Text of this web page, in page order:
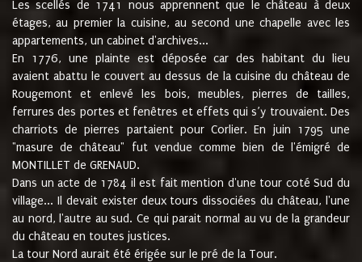
Les scellés de 1741 nous apprennent que le château à deux
étages, au premier la cuisine, au second une chapelle avec les
appartements, un cabinet d'archives...
En 1776, une plainte est déposée car des habitant du lieu
avaient abattu le couvert au dessus de la cuisine du château de
Rougemont et enlevé les bois, meubles, pierres de tailles,
ferrures des portes et fenêtres et effets qui s’y trouvaient. Des
charriots de pierres partaient pour Corlier. En juin 1795 une
"masure de château" fut vendue comme bien de l'émigré de
MONTILLET de GRENAUD.
Dans un acte de 1784 il est fait mention d'une tour coté Sud du
village... Il devait exister deux tours dissociées du château, l'une
au nord, l'autre au sud. Ce qui parait normal au vu de la grandeur
du château en toutes justices.
La tour Nord aurait été érigée sur le pré de la Tour.